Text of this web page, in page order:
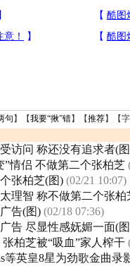
句 】【我要“揪”错】【推荐】【
访问 称还没有追求者(
”情侣 不做第二个张柏芝
张柏芝(图) (02/21 10:07)
理智 称不做第二个张柏
告(图) (02/18 07:36)
告 尽显性感妩媚一面(
柏芝被“吸血”家人榨干
等英皇8星为劲歌金曲录